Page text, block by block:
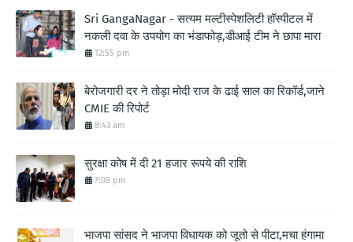
Sri GangaNagar - सत्यम मल्टीस्पेशलिटी हॉस्पीटल में
नकली दवा के उपयोग का भंडाफोड़,डीआई टीम ने छापा मारा
12:55 pm
बेरोजगारी दर ने तोड़ा मोदी राज के ढाई साल का रिकॉर्ड,जाने
CMIE की रिपोर्ट
8:43 am
सुरक्षा कोष में दी 21 हजार रूपये की राशि
7:08 pm
भाजपा सांसद ने भाजपा विधायक को जूतो से पीटा,मचा हंगामा